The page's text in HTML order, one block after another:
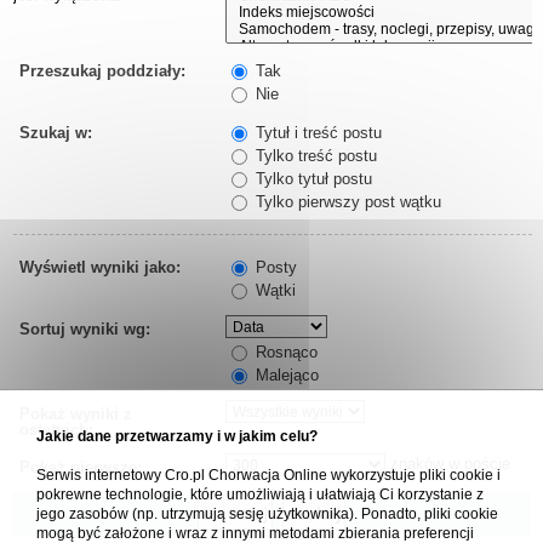
Przeszukaj poddziały:
Tak
Nie
Szukaj w:
Tytuł i treść postu
Tylko treść postu
Tylko tytuł postu
Tylko pierwszy post wątku
Wyświetl wyniki jako:
Posty
Wątki
Sortuj wyniki wg:
Rosnąco
Malejąco
ostatnich:
Pokaż pierwsze:
Jakie dane przetwarzamy i w jakim celu?
Serwis internetowy Cro.pl Chorwacja Online wykorzystuje pliki cookie i
pokrewne technologie, które umożliwiają i ułatwiają Ci korzystanie z
jego zasobów (np. utrzymują sesję użytkownika). Ponadto, pliki cookie
mogą być założone i wraz z innymi metodami zbierania preferencji